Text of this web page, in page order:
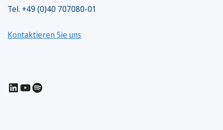
Tel. +49 (0)40 707080-01
Kontaktieren Sie uns
LinkedIn
YouTube
Spotify